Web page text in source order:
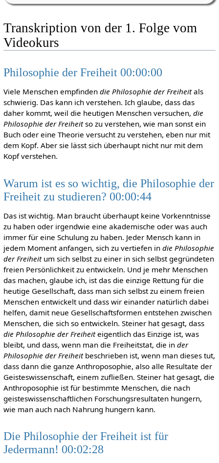
Transkription von der 1. Folge vom
Videokurs
Philosophie der Freiheit 00:00:00
Viele Menschen empfinden die Philosophie der Freiheitals
schwierig. Das kann ich verstehen. Ich glaube, dass das
daher kommt, weil die heutigen Menschen versuchen, die
Philosophie der Freiheitso zu verstehen, wie man sonst ein
Buch oder eine Theorie versucht zu verstehen, eben nur mit
dem Kopf. Aber sie lässt sich überhaupt nicht nur mit dem
Kopf verstehen.
Warum ist es so wichtig, die Philosophie der
Freiheit zu studieren? 00:00:44
Das ist wichtig. Man braucht überhaupt keine Vorkenntnisse
zu haben oder irgendwie eine akademische oder was auch
immer für eine Schulung zu haben. Jeder Mensch kann in
jedem Moment anfangen, sich zu vertiefen in die Philosophie
der Freiheitum sich selbst zu einer in sich selbst gegründeten
freien Persönlichkeit zu entwickeln. Und je mehr Menschen
das machen, glaube ich, ist das die einzige Rettung für die
heutige Gesellschaft, dass man sich selbst zu einem freien
Menschen entwickelt und dass wir einander natürlich dabei
helfen, damit neue Gesellschaftsformen entstehen zwischen
Menschen, die sich so entwickeln. Steiner hat gesagt, dass
die Philosophie der Freiheiteigentlich das Einzige ist, was
bleibt, und dass, wenn man die Freiheitstat, die in der
Philosophie der Freiheitbeschrieben ist, wenn man dieses tut,
dass dann die ganze Anthroposophie, also alle Resultate der
Geisteswissenschaft, einem zufließen. Steiner hat gesagt, die
Anthroposophie ist für bestimmte Menschen, die nach
geisteswissenschaftlichen Forschungsresultaten hungern,
wie man auch nach Nahrung hungern kann.
Die Philosophie der Freiheit ist für
Jedermann! 00:02:28